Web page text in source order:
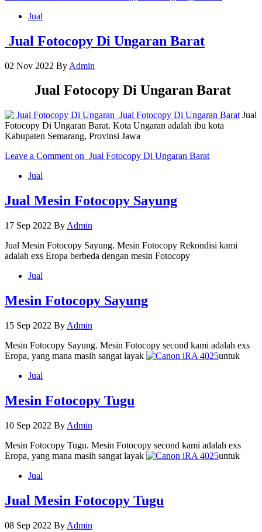
Jual
Jual Fotocopy Di Ungaran Barat
02 Nov 2022 By Admin
Jual Fotocopy Di Ungaran Barat
Jual
Fotocopy Di Ungaran Barat. Kota Ungaran adalah ibu kota
Kabupaten Semarang, Provinsi Jawa
Leave a Comment on Jual Fotocopy Di Ungaran Barat
Jual
Jual Mesin Fotocopy Sayung
17 Sep 2022 By Admin
Jual Mesin Fotocopy Sayung. Mesin Fotocopy Rekondisi kami
adalah exs Eropa berbeda dengan mesin Fotocopy
Jual
Mesin Fotocopy Sayung
15 Sep 2022 By Admin
Mesin Fotocopy Sayung. Mesin Fotocopy second kami adalah exs
Eropa, yang mana masih sangat layak
untuk
Jual
Mesin Fotocopy Tugu
10 Sep 2022 By Admin
Mesin Fotocopy Tugu. Mesin Fotocopy second kami adalah exs
Eropa, yang mana masih sangat layak
untuk
Jual
Jual Mesin Fotocopy Tugu
08 Sep 2022 By Admin